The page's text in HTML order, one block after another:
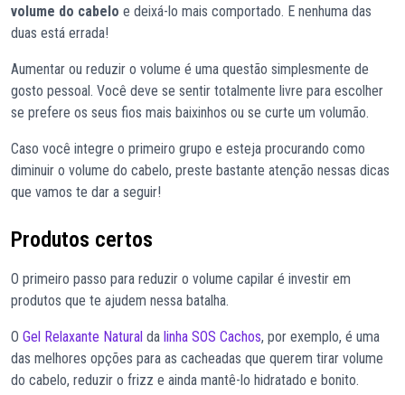
volume do cabelo e deixá-lo mais comportado. E nenhuma das
duas está errada!
Aumentar ou reduzir o volume é uma questão simplesmente de
gosto pessoal. Você deve se sentir totalmente livre para escolher
se prefere os seus fios mais baixinhos ou se curte um volumão.
Caso você integre o primeiro grupo e esteja procurando como
diminuir o volume do cabelo, preste bastante atenção nessas dicas
que vamos te dar a seguir!
Produtos certos
O primeiro passo para reduzir o volume capilar é investir em
produtos que te ajudem nessa batalha.
O Gel Relaxante Natural da linha SOS Cachos, por exemplo, é uma
das melhores opções para as cacheadas que querem tirar volume
do cabelo, reduzir o frizz e ainda mantê-lo hidratado e bonito.